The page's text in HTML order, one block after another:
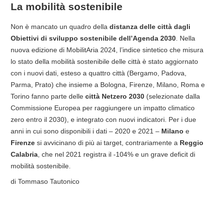
La mobilità sostenibile
Non è mancato un quadro della distanza delle città dagli
Obiettivi di sviluppo sostenibile dell’Agenda 2030 . Nella
nuova edizione di MobilitAria 2024, l’indice sintetico che misura
lo stato della mobilità sostenibile delle città è stato aggiornato
con i nuovi dati, esteso a quattro città (Bergamo, Padova,
Parma, Prato) che insieme a Bologna, Firenze, Milano, Roma e
Torino fanno parte delle città Netzero 2030 (selezionate dalla
Commissione Europea per raggiungere un impatto climatico
zero entro il 2030), e integrato con nuovi indicatori. Per i due
anni in cui sono disponibili i dati – 2020 e 2021 – Milano e
Firenze si avvicinano di più ai target, contrariamente a Reggio
Calabria , che nel 2021 registra il -104% e un grave deficit di
mobilità sostenibile.
di Tommaso Tautonico